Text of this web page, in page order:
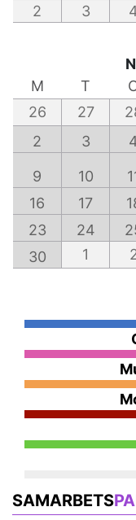
2
3
M
T
26
27
2
3
9 10
16
17
23
24
30
1
SAMARBETS